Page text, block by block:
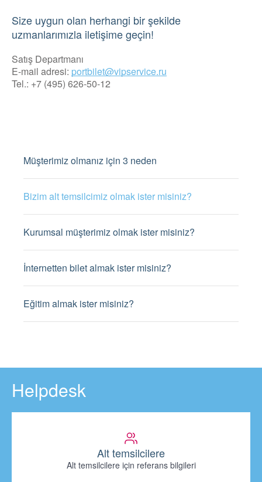
Size uygun olan herhangi bir şekilde
uzmanlarımızla iletişime geçin!
Satış Departmanı
E-mail adresi: portbilet@vipservice.ru
Tel.: +7 (495) 626-50-12
Müşterimiz olmanız için 3 neden
Bizim alt temsilcimiz olmak ister misiniz?
Kurumsal müşterimiz olmak ister misiniz?
İnternetten bilet almak ister misiniz?
Eğitim almak ister misiniz?
Helpdesk
Alt temsilcilere
Alt temsilcilere için referans bilgileri